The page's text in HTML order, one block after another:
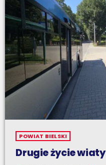
POWIAT BIELSKI
Drugie życie wiaty